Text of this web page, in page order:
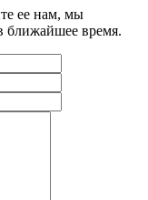
ее нам, мы
ближайшее время.